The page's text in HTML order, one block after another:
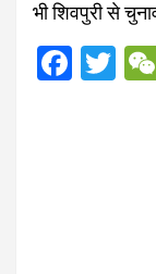
भी शिवपुरी से
F
T